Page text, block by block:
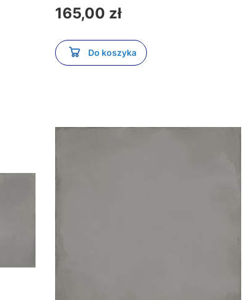
Cena
165,00 zł
Do koszyka